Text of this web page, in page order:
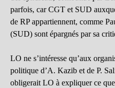
parfois, car CGT et SUD
de RP appartiennent, comme
(SUD) sont épargnés par sa
LO ne s’intéresse qu’aux
politique d’A. Kazib et de P.
obligerait LO à expliquer ce